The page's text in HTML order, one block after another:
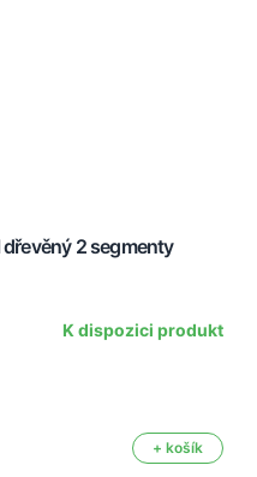
2 segmenty
K dispozici produkt
+ košík